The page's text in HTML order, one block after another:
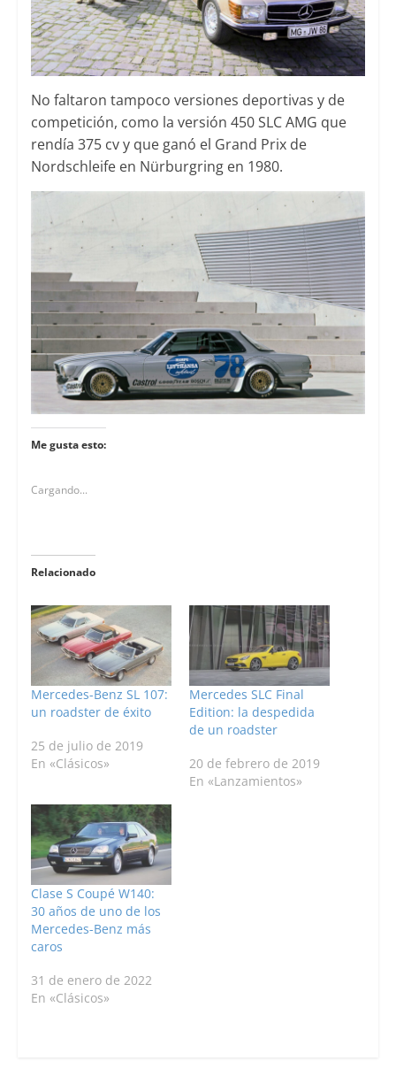
No faltaron tampoco versiones deportivas y de
competición, como la versión 450 SLC AMG que
rendía 375 cv y que ganó el Grand Prix de
Nordschleife en Nürburgring en 1980.
Me gusta esto:
Cargando...
Relacionado
Mercedes-Benz SL 107:
un roadster de éxito
25 de julio de 2019
En «Clásicos»
Mercedes SLC Final
Edition: la despedida
de un roadster
20 de febrero de 2019
En «Lanzamientos»
Clase S Coupé W140:
30 años de uno de los
Mercedes-Benz más
caros
31 de enero de 2022
En «Clásicos»